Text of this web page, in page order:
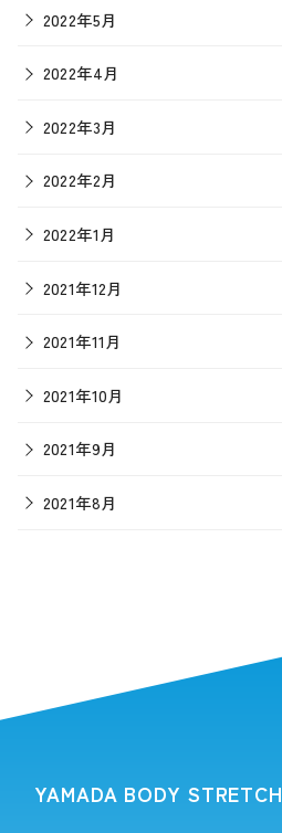
2022年5月
2022年4月
2022年3月
2022年2月
2022年1月
2021年12月
2021年11月
2021年10月
2021年9月
2021年8月
YAMADA BODY STRETCH